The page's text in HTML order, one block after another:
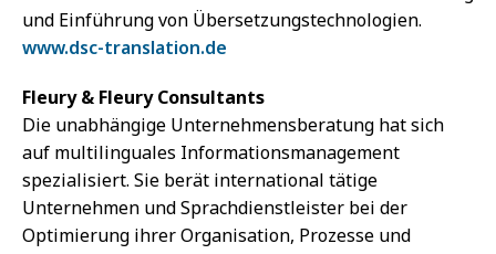
und Einführung von Übersetzungstechnologien.
www.dsc-translation.de
Fleury & Fleury Consultants
Die unabhängige Unternehmensberatung hat sich
auf multilinguales Informationsmanagement
spezialisiert. Sie berät international tätige
Unternehmen und Sprachdienstleister bei der
Optimierung ihrer Organisation, Prozesse und